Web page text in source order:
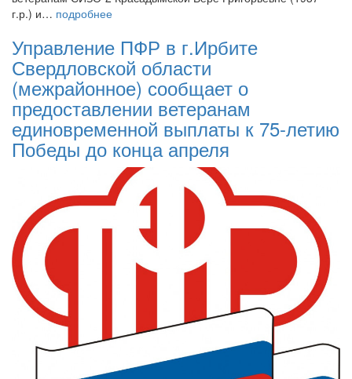
г.р.) и… подробнее
Управление ПФР в г.Ирбите
Свердловской области
(межрайонное) сообщает о
предоставлении ветеранам
единовременной выплаты к 75-летию
Победы до конца апреля